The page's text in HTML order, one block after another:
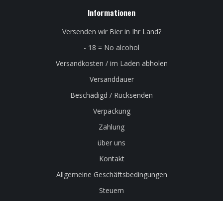
Informationen
Versenden wir Bier in Ihr Land?
- 18 = No alcohol
Versandkosten / im Laden abholen
Versanddauer
Beschädigd / Rücksenden
Verpackung
Zahlung
über uns
Kontakt
Allgemeine Geschäftsbedingungen
Steuern